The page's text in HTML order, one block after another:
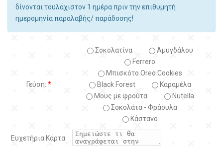
δίνονται τουλάχιστον 1 ημέρα πριν την επιθυμητή
ημερομηνία παραλαβής/ παράδοσης!
Γεύση: *
Σοκολατίνα
Αμυγδάλου
Ferrero
Μπισκότο Oreo Cookies
Black Forest
Kαραμέλα
Μους με φρούτα
Nutella
Σοκολάτα - Φράουλα
Κάστανο
Ευχετήρια Κάρτα: